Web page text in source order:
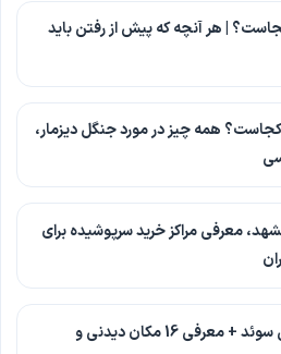
| هر آنچه که پیش از رفتن باید
همه چیز در مورد جنگل دیزمار،
معرفی مراکز خرید سرپوشیده برای
جاهای دیدنی سوئد + معرفی 16 مکان دیدنی و